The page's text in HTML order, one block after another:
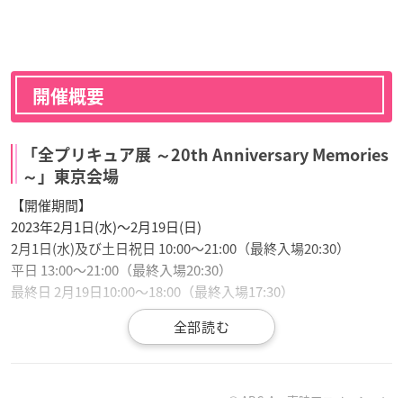
開催概要
「全プリキュア展 ～20th Anniversary Memories
～」東京会場
【開催期間】
2023年2月1日(水)〜2月19日(日)
2月1日(水)及び土日祝日 10:00～21:00（最終入場20:30）
平日 13:00～21:00（最終入場20:30）
最終日 2月19日10:00～18:00（最終入場17:30）